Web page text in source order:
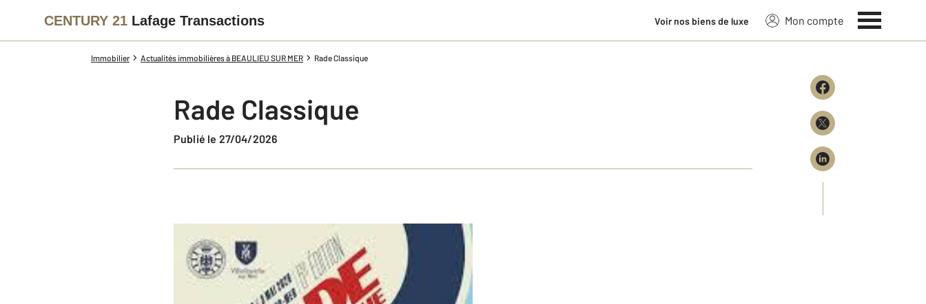
CENTURY 21 Lafage Transactions Voir nos biens de luxe Mon compte
Immobilier Actualités immobilières à BEAULIEU SUR MER Rade Classique
Rade Classique
Publié le 27/04/2026